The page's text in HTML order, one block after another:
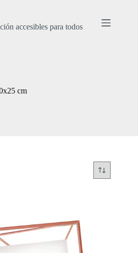
accesibles para todos
cm